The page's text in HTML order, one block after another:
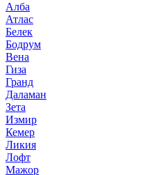
Алба
Атлас
Белек
Бодрум
Вена
Гиза
Гранд
Даламан
Зета
Измир
Кемер
Ликия
Лофт
Мажор